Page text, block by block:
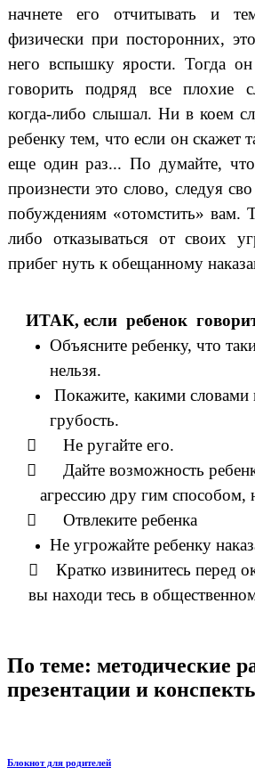
начнете его отчитывать и
физически при посторонних,
него вспышку ярости. Тогда
говорить подряд все плохие
когда-либо слышал. Ни в коем
ребенку тем, что если он скажет
еще один раз... По думайте,
произнести это слово, следуя
побуждениям «отомстить» вам.
либо отказываться от своих
прибег нуть к обещанному
ИТАК, если ребенок
Объясните ребенку, что
нельзя.
Покажите, какими
грубость.
 Не ругайте его.
 Дайте возможность
агрессию дру гим способом,
 Отвлеките ребенка
Не угрожайте ребенку
 Кратко извинитесь перед
вы находи тесь в
По теме: методические
презентации и
Блокнот для родителей